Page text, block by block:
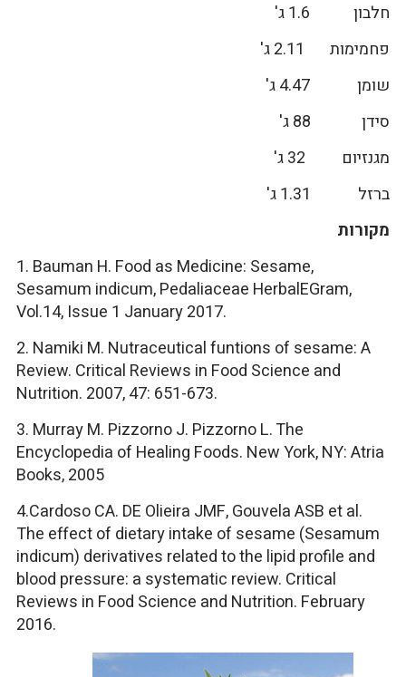
חלבון 1.6 ג'
פחמימות 2.11 ג'
שומן 4.47 ג'
סידן 88 ג'
מגנזיום 32 ג'
ברזל 1.31 ג'
מקורות
1. Bauman H. Food as Medicine: Sesame,
Sesamum indicum, Pedaliaceae HerbalEGram,
Vol.14, Issue 1 January 2017.
2. Namiki M. Nutraceutical funtions of sesame: A
Review. Critical Reviews in Food Science and
Nutrition. 2007, 47: 651-673.
3. Murray M. Pizzorno J. Pizzorno L. The
Encyclopedia of Healing Foods. New York, NY: Atria
Books, 2005
4.Cardoso CA. DE Olieira JMF, Gouvela ASB et al.
The effect of dietary intake of sesame (Sesamum
indicum) derivatives related to the lipid profile and
blood pressure: a systematic review. Critical
Reviews in Food Science and Nutrition. February
2016.